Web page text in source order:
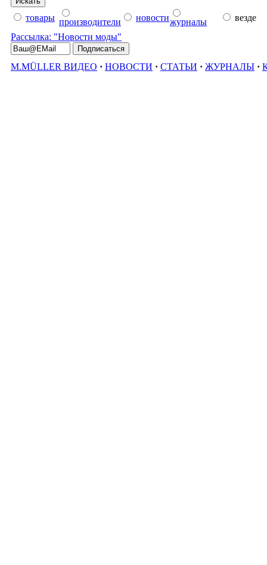
товары производители новостижурналы
везде
Рассылка: "Новости моды"
M.MÜLLER ВИДЕО · НОВОСТИ · СТАТЬИ · ЖУРНАЛЫ ·